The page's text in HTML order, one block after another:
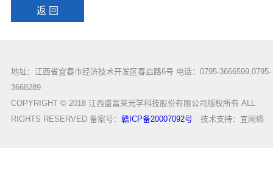
返 回
地址：江西省宜春市经济技术开发区春启路6号 电话：0795-3666599,0795-
3668289
COPYRIGHT © 2018 江西盛富莱光学科技股份有限公司版权所有 ALL
RIGHTS RESERVED 备案号： 赣ICP备20007092号技术支持： 宜网络